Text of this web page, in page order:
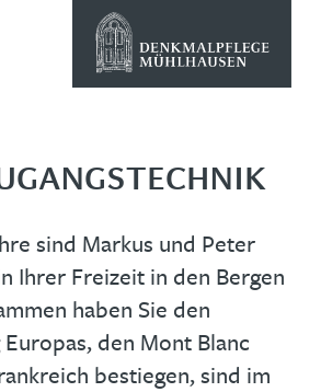
sind Markus und Peter
Ihrer Freizeit in den Bergen
haben Sie den
den Mont Blanc
bestiegen, sind im